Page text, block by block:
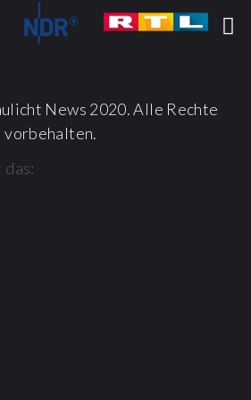
News 2020. Alle Rechte
vorbehalten.